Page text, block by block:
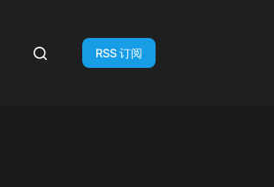
RSS 订阅